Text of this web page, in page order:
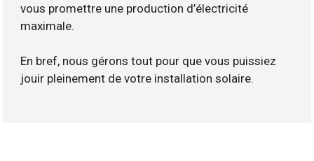
vous promettre une production d’électricité
maximale.
En bref, nous gérons tout pour que vous puissiez
jouir pleinement de votre installation solaire.